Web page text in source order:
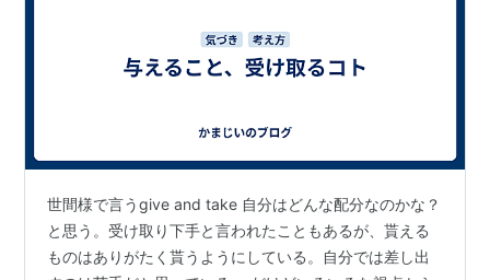
世間様で言うgive and take 自分はどんな配分なのかな？
と思う。受け取り下手と言われたこともあるが、貰える
ものはありがたく貰うようにしている。自分では差し出